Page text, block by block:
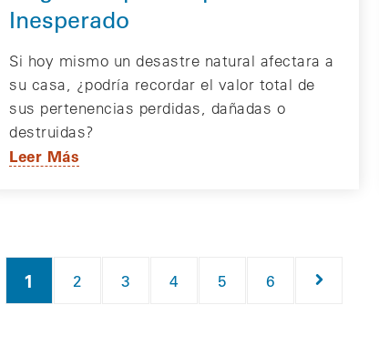
Inesperado
Si hoy mismo un desastre natural afectara a
su casa, ¿podría recordar el valor total de
sus pertenencias perdidas, dañadas o
destruidas?
Leer Más
Página
1 Página
2 Página
3 Página
4 Página
5 Página
6